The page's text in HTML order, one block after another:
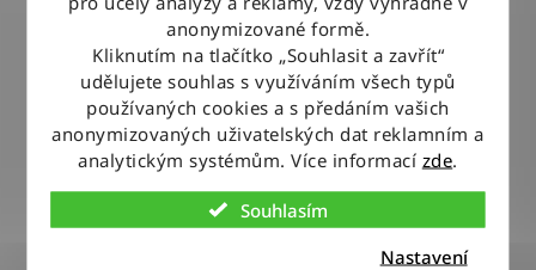
anonymizované formě.
Kliknutím na tlačítko „Souhlasit a zavřít“
udělujete souhlas s využíváním všech typů
používaných cookies a s předáním vašich
anonymizovaných uživatelských dat reklamním a
analytickým systémům. Více informací zde.
Souhlasím
Nastavení